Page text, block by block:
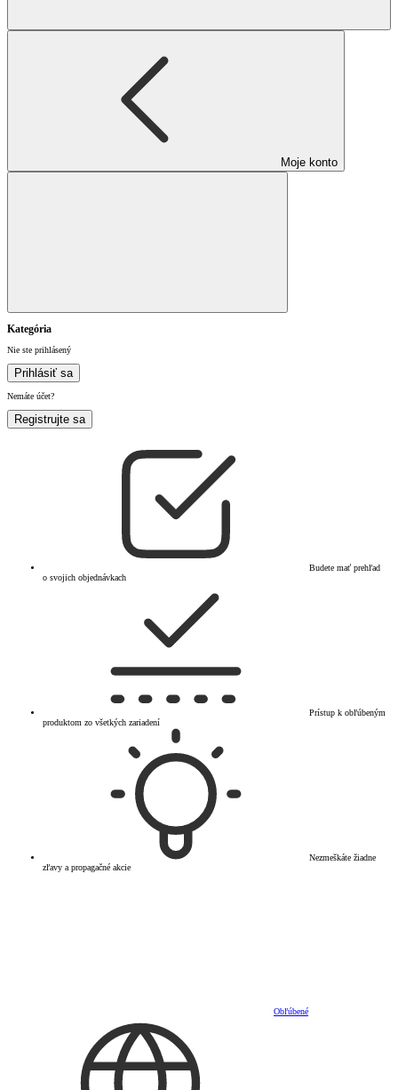
Moje konto
Kategória
Nie ste prihlásený
Prihlásiť sa
Nemáte účet?
Registrujte sa
Budete mať prehľad
o svojich objednávkach
Prístup k obľúbeným
produktom zo všetkých zariadení
Nezmeškáte žiadne
zľavy a propagačné akcie
Obľúbené